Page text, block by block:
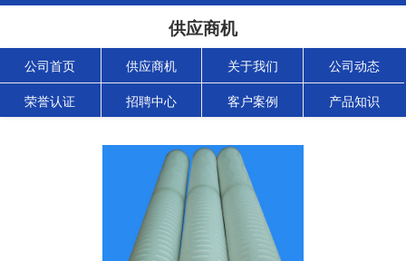
供应商机
公司首页 供应商机 关于我们 公司动态
荣誉认证 招聘中心 客户案例 产品知识